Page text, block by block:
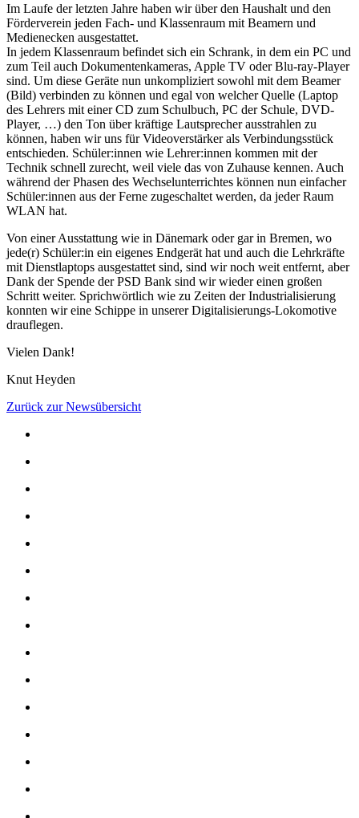
Im Laufe der letzten Jahre haben wir über den Haushalt und den
Förderverein jeden Fach- und Klassenraum mit Beamern und
Medienecken ausgestattet.
In jedem Klassenraum befindet sich ein Schrank, in dem ein PC und
zum Teil auch Dokumentenkameras, Apple TV oder Blu-ray-Player
sind. Um diese Geräte nun unkompliziert sowohl mit dem Beamer
(Bild) verbinden zu können und egal von welcher Quelle (Laptop
des Lehrers mit einer CD zum Schulbuch, PC der Schule, DVD-
Player, …) den Ton über kräftige Lautsprecher ausstrahlen zu
können, haben wir uns für Videoverstärker als Verbindungsstück
entschieden. Schüler:innen wie Lehrer:innen kommen mit der
Technik schnell zurecht, weil viele das von Zuhause kennen. Auch
während der Phasen des Wechselunterrichtes können nun einfacher
Schüler:innen aus der Ferne zugeschaltet werden, da jeder Raum
WLAN hat.
Von einer Ausstattung wie in Dänemark oder gar in Bremen, wo
jede(r) Schüler:in ein eigenes Endgerät hat und auch die Lehrkräfte
mit Dienstlaptops ausgestattet sind, sind wir noch weit entfernt, aber
Dank der Spende der PSD Bank sind wir wieder einen großen
Schritt weiter. Sprichwörtlich wie zu Zeiten der Industrialisierung
konnten wir eine Schippe in unserer Digitalisierungs-Lokomotive
drauflegen.
Vielen Dank!
Knut Heyden
Zurück zur Newsübersicht